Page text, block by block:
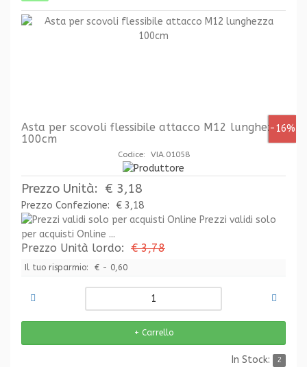
-16%
Asta per scovoli flessibile attacco M12 lunghezza
100cm
Codice: VIA.01058
Prezzo Unità: € 3,18
Prezzo Confezione:
€ 3,18
Prezzi validi solo
per acquisti Online ...
Prezzo Unità lordo: € 3,78
Il tuo risparmio: € - 0,60
In Stock: 2